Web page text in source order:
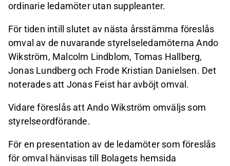
ordinarie ledamöter utan suppleanter.
För tiden intill slutet av nästa årsstämma föreslås
omval av de nuvarande styrelseledamöterna Ando
Wikström, Malcolm Lindblom, Tomas Hallberg,
Jonas Lundberg och Frode Kristian Danielsen. Det
noterades att Jonas Feist har avböjt omval.
Vidare föreslås att Ando Wikström omväljs som
styrelseordförande.
För en presentation av de ledamöter som föreslås
för omval hänvisas till Bolagets hemsida